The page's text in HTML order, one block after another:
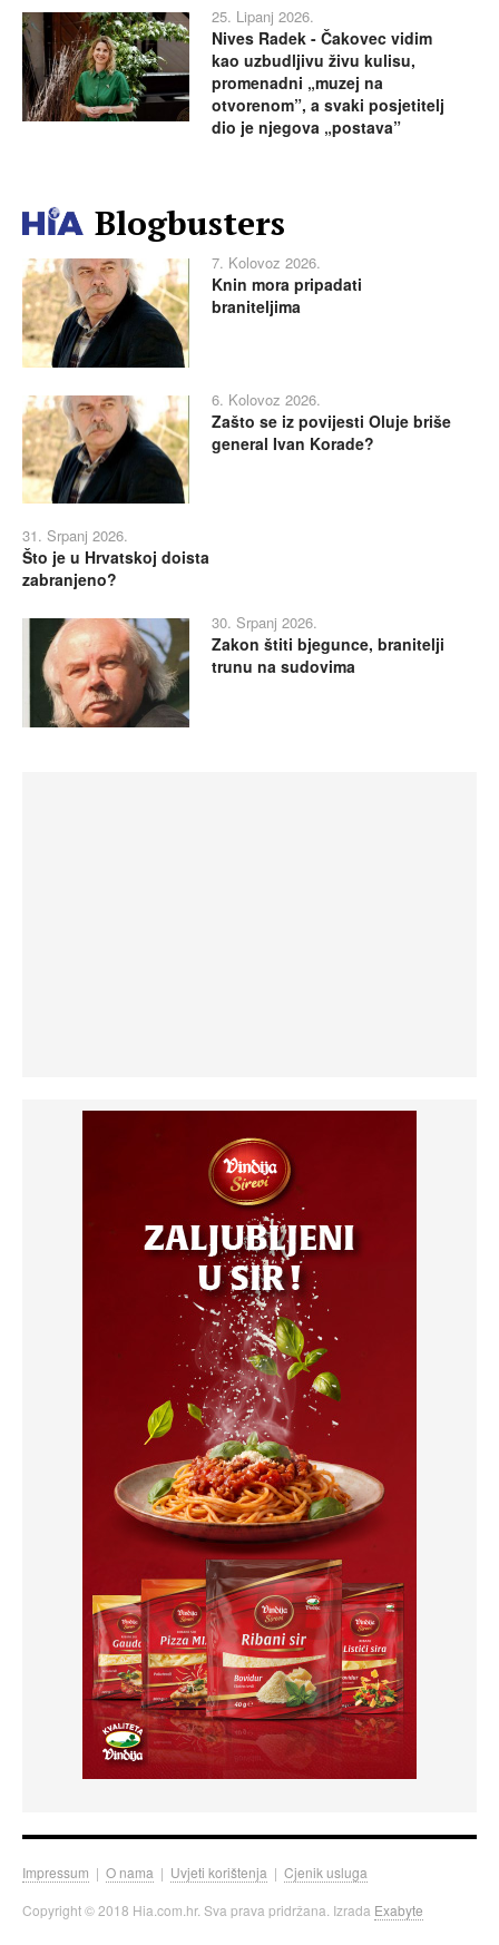
25. Lipanj 2026.
Nives Radek - Čakovec vidim
kao uzbudljivu živu kulisu,
promenadni „muzej na
otvorenom”, a svaki posjetitelj
dio je njegova „postava”
Blogbusters
7. Kolovoz 2026.
Knin mora pripadati
braniteljima
6. Kolovoz 2026.
Zašto se iz povijesti Oluje briše
general Ivan Korade?
31. Srpanj 2026.
Što je u Hrvatskoj doista
zabranjeno?
30. Srpanj 2026.
Zakon štiti bjegunce, branitelji
trunu na sudovima
Impressum | O nama | Uvjeti korištenja | Cjenik usluga
Copyright © 2018 Hia.com.hr. Sva prava pridržana. Izrada Exabyte